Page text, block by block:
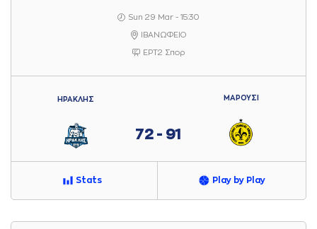
Sun 29 Mar - 15:30
ΙΒΑΝΩΦΕΙΟ
ΕΡΤ2 Σπορ
Stats Play by Play
ΗΡΑΚΛΗΣ
72 - 91
ΜΑΡΟΥΣΙ